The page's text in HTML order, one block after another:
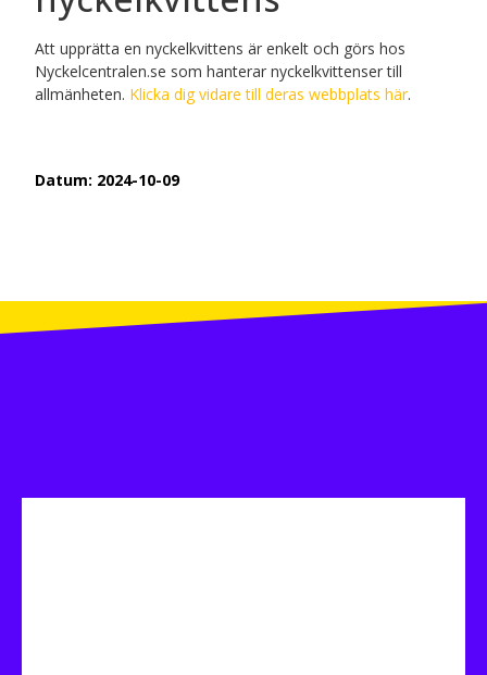
Att upprätta en nyckelkvittens är enkelt och görs hos
Nyckelcentralen.se som hanterar nyckelkvittenser till
allmänheten. Klicka dig vidare till deras webbplats här.
Datum: 2024-10-09